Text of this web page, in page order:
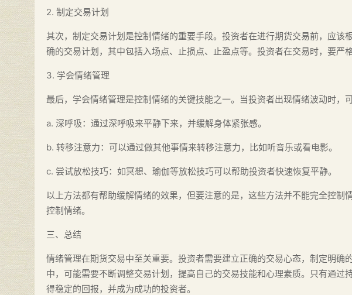
2. 制定交易计划
其次，制定交易计划是控制情绪的重要手段。投资者在进行期货交易前，应该
确的交易计划，其中包括入场点、止损点、止盈点等。投资者在交易时，要严
3. 学会情绪管理
最后，学会情绪管理是控制情绪的关键技能之一。当投资者出现情绪波动时，
a. 深呼吸：通过深呼吸来平静下来，并缓解身体紧张感。
b. 转移注意力：可以通过做其他事情来转移注意力，比如听音乐或看电影。
c. 尝试放松技巧：如冥想、瑜伽等放松技巧可以帮助投资者快速恢复平静。
以上方法都有帮助缓解情绪的效果，但要注意的是，这些方法并不能完全控制
控制情绪。
三、总结
情绪管理在期货交易中至关重要。投资者需要建立正确的交易心态，制定明确
中，可能需要不断调整交易计划，提高自己的交易技能和心理素质。只有通过
得稳定的回报，并成为成功的投资者。